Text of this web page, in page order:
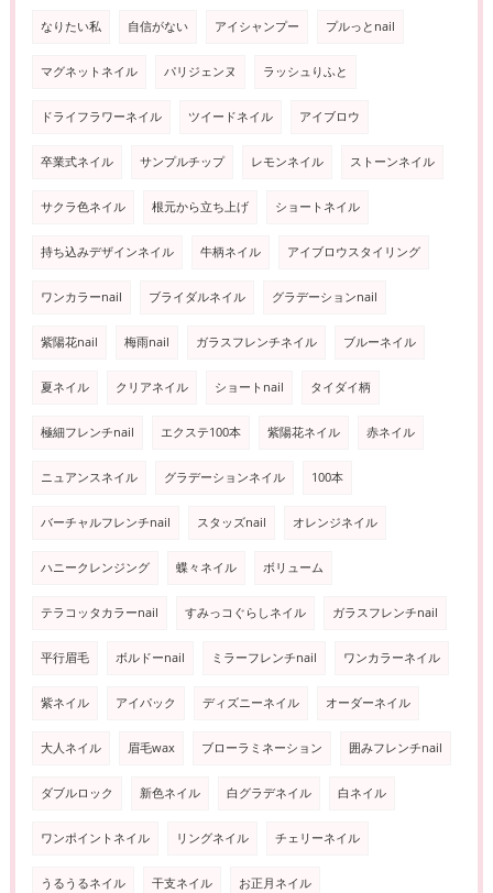
なりたい私 自信がない アイシャンプー プルっとnail
マグネットネイル パリジェンヌ ラッシュりふと
ドライフラワーネイル ツイードネイル アイブロウ
卒業式ネイル サンプルチップ レモンネイル ストーンネイル
サクラ色ネイル 根元から立ち上げ ショートネイル
持ち込みデザインネイル 牛柄ネイル アイブロウスタイリング
ワンカラーnail ブライダルネイル グラデーションnail
紫陽花nail 梅雨nail ガラスフレンチネイル ブルーネイル
夏ネイル クリアネイル ショートnail タイダイ柄
極細フレンチnail エクステ100本 紫陽花ネイル 赤ネイル
ニュアンスネイル グラデーションネイル 100本
バーチャルフレンチnail スタッズnail オレンジネイル
ハニークレンジング 蝶々ネイル ボリューム
テラコッタカラーnail すみっコぐらしネイル ガラスフレンチnail
平行眉毛 ボルドーnail ミラーフレンチnail ワンカラーネイル
紫ネイル アイパック ディズニーネイル オーダーネイル
大人ネイル 眉毛wax ブローラミネーション 囲みフレンチnail
ダブルロック 新色ネイル 白グラデネイル 白ネイル
ワンポイントネイル リングネイル チェリーネイル
うるうるネイル 干支ネイル お正月ネイル